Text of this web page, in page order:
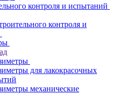
контроля и испытаний
контроля и
для лакокрасочных
механические